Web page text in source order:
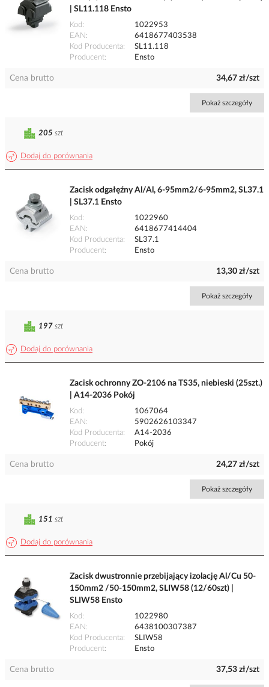
| SL11.118 Ensto
Kod
1022953
EAN
6418677403538
Kod Producenta
SL11.118
Producent
Ensto
Cena brutto 34,67 zł/szt
Pokaż szczegóły
Dodaj do porównania
205 szt
Zacisk odgałęźny Al/Al, 6-95mm2/6-95mm2, SL37.1
| SL37.1 Ensto
Kod
1022960
EAN
6418677414404
Kod Producenta
SL37.1
Producent
Ensto
Cena brutto 13,30 zł/szt
Pokaż szczegóły
Dodaj do porównania
197 szt
Zacisk ochronny ZO-2106 na TS35, niebieski (25szt.)
| A14-2036 Pokój
Kod
1067064
EAN
5902626103347
Kod Producenta
A14-2036
Producent
Pokój
Cena brutto 24,27 zł/szt
Pokaż szczegóły
Dodaj do porównania
151 szt
Zacisk dwustronnie przebijający izolację Al/Cu 50-
150mm2 /50-150mm2, SLIW58 (12/60szt) |
SLIW58 Ensto
Kod
1022980
EAN
6438100307387
Kod Producenta
SLIW58
Producent
Ensto
Cena brutto 37,53 zł/szt